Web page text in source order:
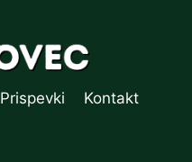
Prispevki Kontakt